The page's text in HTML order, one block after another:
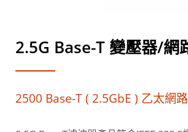
2.5G Base-T 變壓器/網
2500 Base-T ( 2.5GbE ) 乙太網